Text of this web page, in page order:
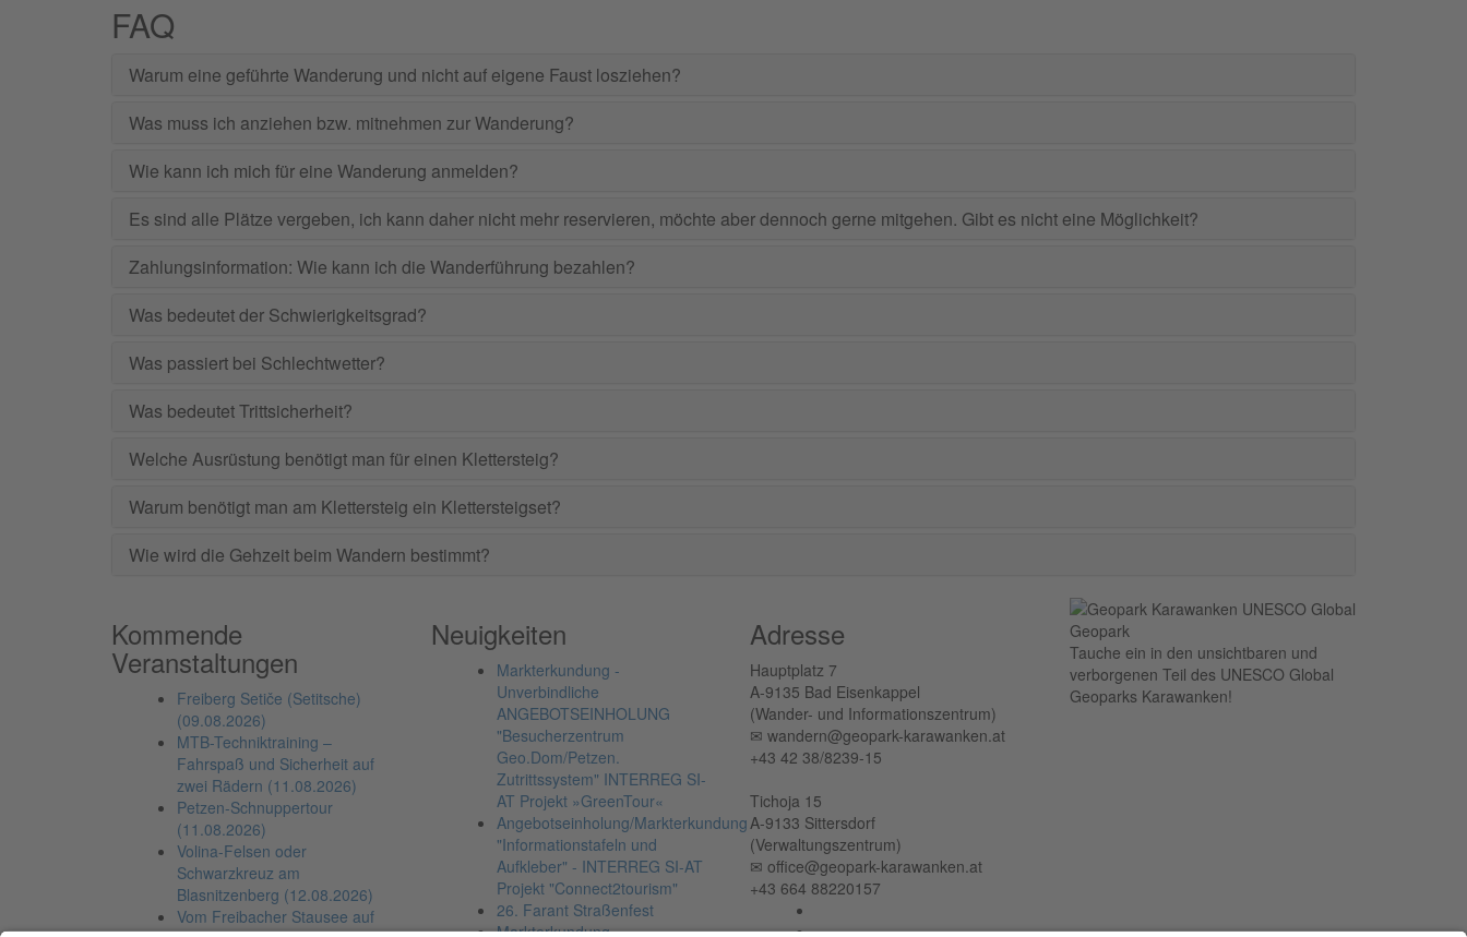
FAQ
Warum eine geführte Wanderung und nicht auf eigene Faust losziehen?
Was muss ich anziehen bzw. mitnehmen zur Wanderung?
Wie kann ich mich für eine Wanderung anmelden?
Es sind alle Plätze vergeben, ich kann daher nicht mehr reservieren, möchte aber dennoch gerne mitgehen. Gibt es nicht eine Möglichkeit?
Zahlungsinformation: Wie kann ich die Wanderführung bezahlen?
Was bedeutet der Schwierigkeitsgrad?
Was passiert bei Schlechtwetter?
Was bedeutet Trittsicherheit?
Welche Ausrüstung benötigt man für einen Klettersteig?
Warum benötigt man am Klettersteig ein Klettersteigset?
Wie wird die Gehzeit beim Wandern bestimmt?
Kommende
Veranstaltungen
Freiberg Setiče (Setitsche)
(09.08.2026)
MTB-Techniktraining –
Fahrspaß und Sicherheit auf
zwei Rädern (11.08.2026)
Petzen-Schnuppertour
(11.08.2026)
Volina-Felsen oder
Schwarzkreuz am
Blasnitzenberg (12.08.2026)
Vom Freibacher Stausee auf
Neuigkeiten
Markterkundung -
Unverbindliche
ANGEBOTSEINHOLUNG
"Besucherzentrum
Geo.Dom/Petzen.
Zutrittssystem" INTERREG SI-
AT Projekt »GreenTour«
Angebotseinholung/Markterkundung
"Informationstafeln und
Aufkleber" - INTERREG SI-AT
Projekt "Connect2tourism"
26. Farant Straßenfest
Markterkundung -
Adresse
Hauptplatz 7
A-9135 Bad Eisenkappel
(Wander- und Informationszentrum)
✉︎ wandern@geopark-karawanken.at
+43 42 38/8239-15
Tichoja 15
A-9133 Sittersdorf
(Verwaltungszentrum)
✉︎ office@geopark-karawanken.at
+43 664 88220157
Tauche ein in den unsichtbaren und
verborgenen Teil des UNESCO Global
Geoparks Karawanken!